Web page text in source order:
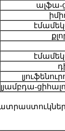
ալֆա-
լյամբդա-